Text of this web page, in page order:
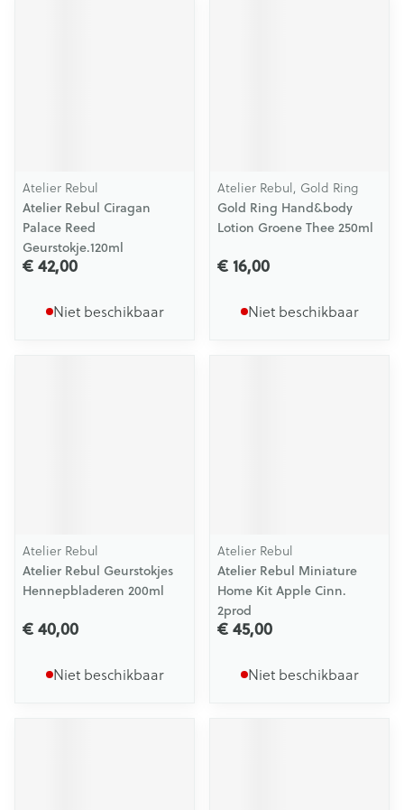
Atelier Rebul
Atelier Rebul Ciragan
Palace Reed
Geurstokje.120ml
€ 42,00
Niet beschikbaar
Atelier Rebul, Gold Ring
Gold Ring Hand&body
Lotion Groene Thee 250ml
€ 16,00
Niet beschikbaar
Atelier Rebul
Atelier Rebul Geurstokjes
Hennepbladeren 200ml
€ 40,00
Niet beschikbaar
Atelier Rebul
Atelier Rebul Miniature
Home Kit Apple Cinn.
2prod
€ 45,00
Niet beschikbaar